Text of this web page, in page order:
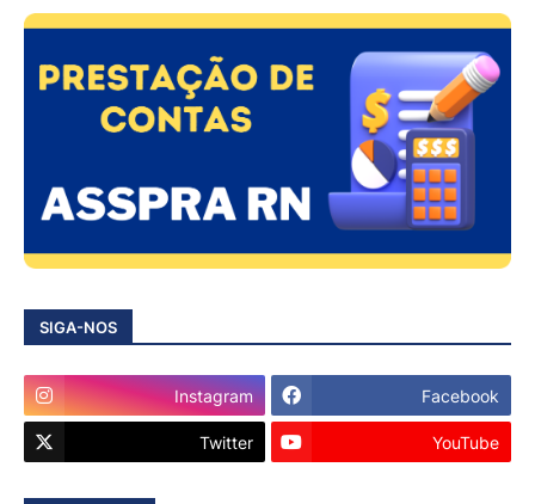
SIGA-NOS
Instagram Facebook
Twitter YouTube